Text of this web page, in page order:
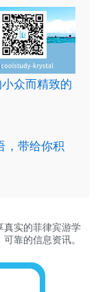
众而精致的
，带给你积
真实的菲律宾游学
靠的信息资讯。